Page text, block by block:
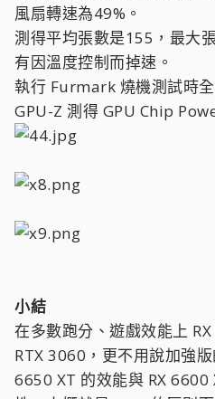
風扇轉速為49%。
測得平均張數是155，最大
有因溫度控制而掉速。
執行 Furmark 燒機測試時
GPU-Z 測得 GPU Chip
小結
在多數跑分、遊戲效能上
RTX 3060，更不用說加強
6650 XT 的效能與 RX 6600